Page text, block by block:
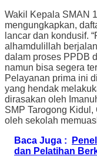
Wakil Kepala SMAN
mengungkapkan,
lancar dan kondusif.
alhamdulillah
dalam proses PPDB
namun bisa segera
Pelayanan prima ini
yang hendak
dirasakan oleh
SMP Tarogong Kidul,
oleh sekolah
Baca Juga :
dan Pelatihan